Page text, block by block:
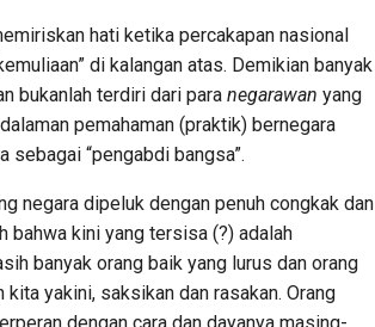
hati ketika percakapan nasional
di kalangan atas. Demikian banyak
bukanlah terdiri dari para negarawan yang
pemahaman (praktik) bernegara
sebagai “pengabdi bangsa”.
negara dipeluk dengan penuh congkak dan
bahwa kini yang tersisa (?) adalah
banyak orang baik yang lurus dan orang
yakini, saksikan dan rasakan. Orang